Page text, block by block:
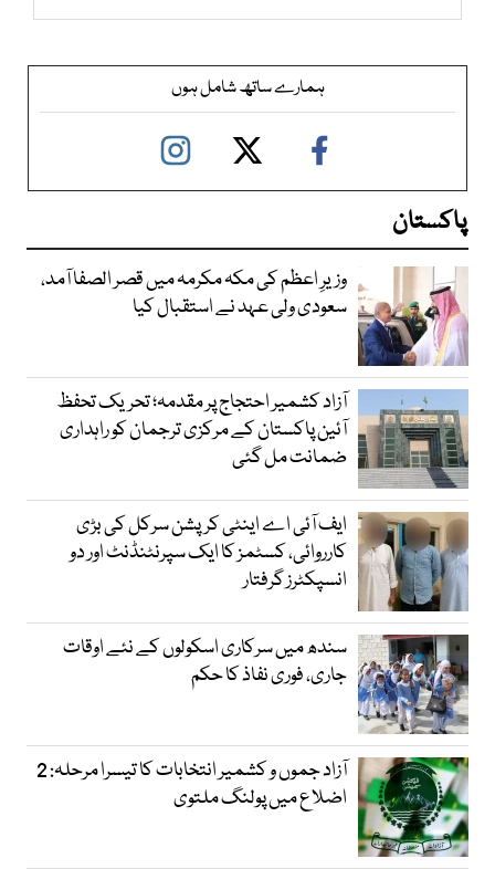
ہمارے ساتھ شامل ہوں
پاکستان
وزیرِ اعظم کی مکہ مکرمہ میں قصر الصفا آمد،
سعودی ولی عہد نے استقبال کیا
آزاد کشمیر احتجاج پر مقدمہ؛ تحریک تحفظ
آئین پاکستان کے مرکزی ترجمان کو راہداری
ضمانت مل گئی
ایف آئی اے اینٹی کرپشن سرکل کی بڑی
کارروائی، کسٹمز کا ایک سپرنٹنڈنٹ اور دو
انسپکٹرز گرفتار
سندھ میں سرکاری اسکولوں کے نئے اوقات
جاری، فوری نفاذ کا حکم
آزاد جموں و کشمیر انتخابات کا تیسرا مرحلہ: 2
اضلاع میں پولنگ ملتوی